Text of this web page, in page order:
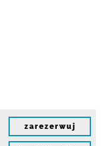
zarezerwuj